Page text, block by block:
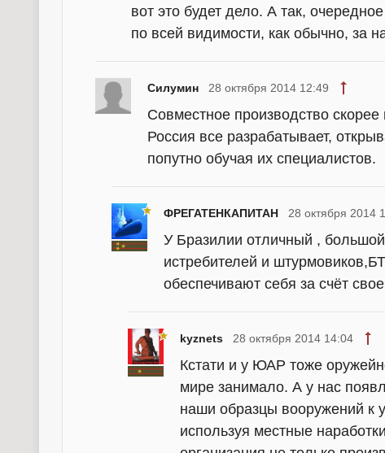
вот это будет дело. А так,
по всей видимости, как обычно, за
Силумин 28 октября 2014 12:49
Совместное производство
Россия все разрабатывает,
попутно обучая их специалистов.
ФРЕГАТЕНКАПИТАН 28 октября 2014
У Бразилии отличный ,
истребителей и
обеспечивают себя за счёт
kyznets 28 октября 2014 14:04
Кстати и у ЮАР тоже
мире занимало. А у нас
наши образцы вооружений к
используя местные